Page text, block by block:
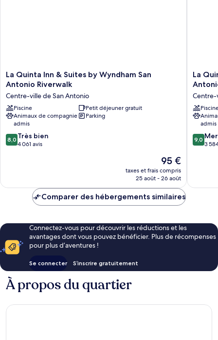
baignoire
La
Quinta
&
Suites
by
Wyndham
San
Antonio
San
La Quinta Inn & Suites by Wyndham San
Antonio Riverwalk
Centre-ville de San Antonio
Piscine
Petit déjeuner gratuit
Animaux de compagnie
admis
Parking
8.0
sur
8,0 Très bien
4 061 avis
Le
nouveau
prix
de
95 €
taxes et frais compris
25 août - 26 août
La
Quinta
&
Suites
by
San
Antonio
San
La
Centre-
admis
9.0
sur
9,0
3
Comparer des hébergements similaires
Connectez-vous pour découvrir les réductions et les
avantages dont vous pouvez bénéficier. Plus de récompenses
pour plus d’aventures !
Se connecter S’inscrire gratuitement
À propos du quartier